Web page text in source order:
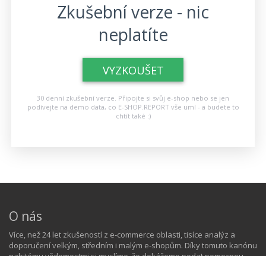
Zkušební verze - nic
neplatíte
VYZKOUŠET
30 denní zkušební verze. Připojte si svůj e-shop nebo se jen
podívejte na demo data, co E-SHOP.REPORT vše umí - a budete to
chtít také :)
O nás
Více, než 24 let zkušeností z e-commerce oblasti, tisíce analýz a
doporučení velkým, středním i malým e-shopům. Díky tomuto kanónu